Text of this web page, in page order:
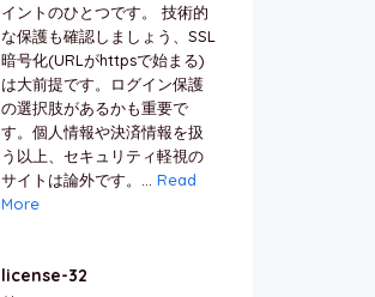
イントのひとつです。 技術的
な保護も確認しましょう、SSL
暗号化(URLがhttpsで始まる)
は大前提です。ログイン保護
の選択肢があるかも重要で
す。個人情報や決済情報を扱
う以上、セキュリティ軽視の
サイトは論外です。... Read
More
license-32